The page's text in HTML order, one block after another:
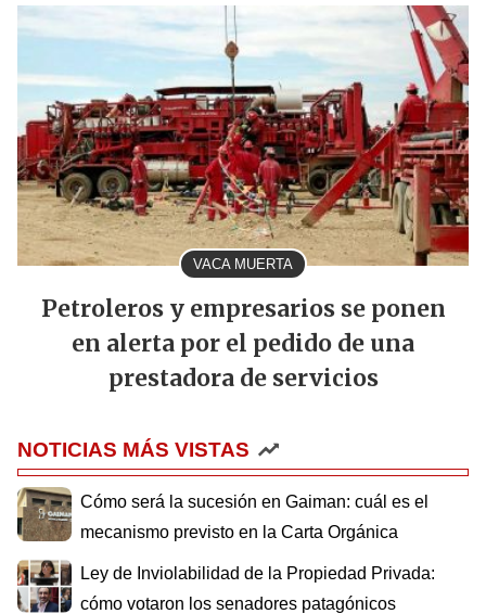
VACA MUERTA
Petroleros y empresarios se ponen
en alerta por el pedido de una
prestadora de servicios
NOTICIAS MÁS VISTAS
Cómo será la sucesión en Gaiman: cuál es el
mecanismo previsto en la Carta Orgánica
Ley de Inviolabilidad de la Propiedad Privada:
cómo votaron los senadores patagónicos